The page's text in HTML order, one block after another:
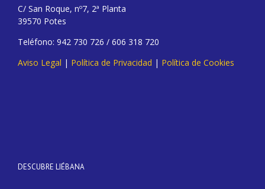
C/ San Roque, nº7, 2ª Planta
39570 Potes
Teléfono: 942 730 726 / 606 318 720
Aviso Legal | Política de Privacidad | Política de Cookies
DESCUBRE LIÉBANA